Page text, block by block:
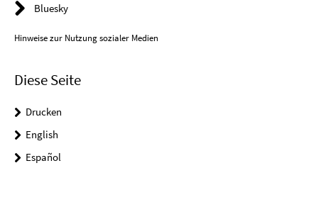
Bluesky
Hinweise zur Nutzung sozialer Medien
Diese Seite
Drucken
English
Español